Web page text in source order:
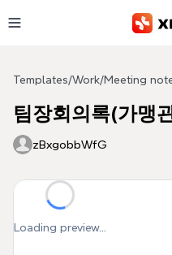
Templates/Work/Meeting
팀장회의록(가맹
zBxgobbWfG
Loading preview...